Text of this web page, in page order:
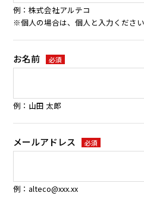
例：株式会社アルテコ
※個人の場合は、個人と入力ください
お名前 必須
例：山田 太郎
メールアドレス 必須
例：alteco@xxx.xx